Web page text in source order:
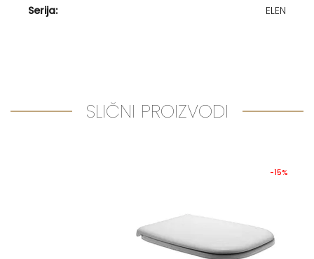
Serija: ELEN
SLIČNI PROIZVODI
-15%